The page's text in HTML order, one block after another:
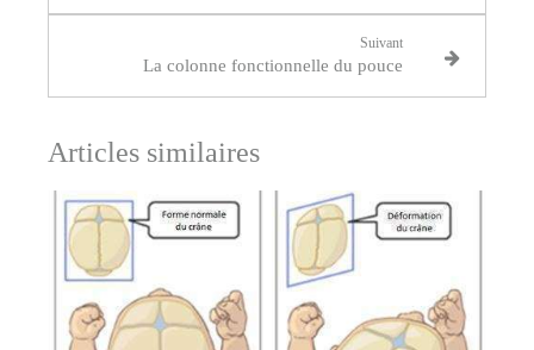
Suivant
La colonne fonctionnelle du pouce
Articles similaires